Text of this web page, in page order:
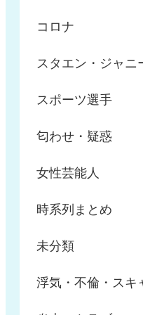
コロナ
スタエン・ジャニ
スポーツ選手
匂わせ・疑惑
女性芸能人
時系列まとめ
未分類
浮気・不倫・スキ